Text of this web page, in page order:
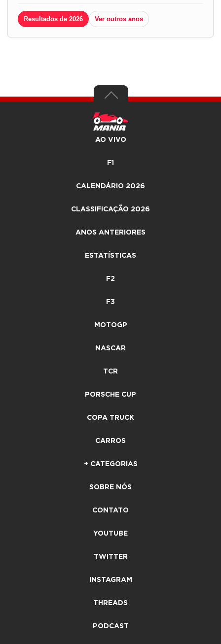
Resultados de 2026 Ver outros anos
AO VIVO
F1
CALENDÁRIO 2026
CLASSIFICAÇÃO 2026
ANOS ANTERIORES
ESTATÍSTICAS
F2
F3
MOTOGP
NASCAR
TCR
PORSCHE CUP
COPA TRUCK
CARROS
+ CATEGORIAS
SOBRE NÓS
CONTATO
YOUTUBE
TWITTER
INSTAGRAM
THREADS
PODCAST